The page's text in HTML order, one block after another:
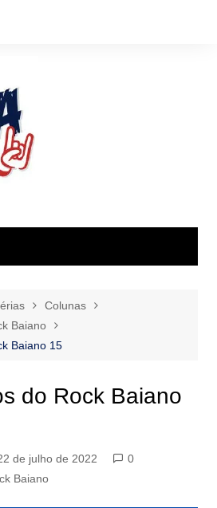
Colunas
Baiano
Baiano 15
do Rock Baiano
de julho de 2022
0
Baiano